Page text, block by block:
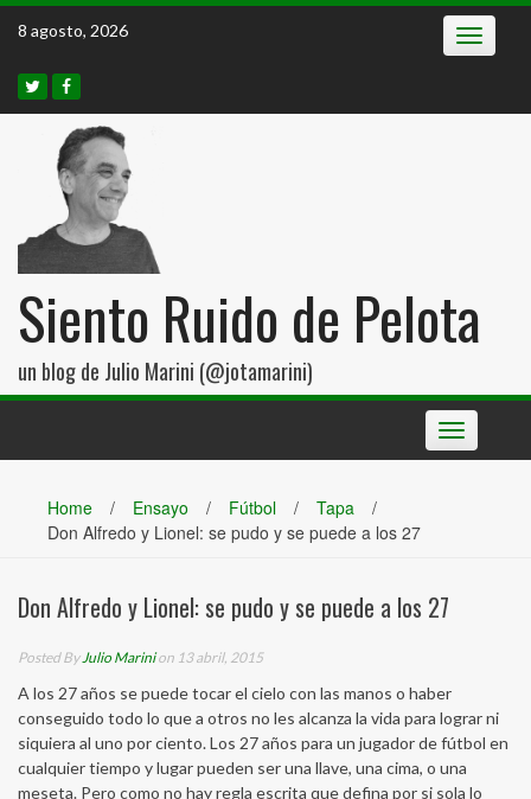
Skip
8 agosto, 2026 Toggle
Siento Ruido de Pelota
un blog de Julio Marini (@jotamarini)
Toggle
navigation
Home / Ensayo / Fútbol / Tapa
/
Don Alfredo y Lionel: se pudo y se puede a los 27
Don Alfredo y Lionel: se pudo y se puede a los 27
Posted ByJulio Marinion 13 abril, 2015
A los 27 años se puede tocar el cielo con las manos o haber
conseguido todo lo que a otros no les alcanza la vida para lograr ni
siquiera al uno por ciento. Los 27 años para un jugador de fútbol en
cualquier tiempo y lugar pueden ser una llave, una cima, o una
meseta. Pero como no hay regla escrita que defina por si sola lo